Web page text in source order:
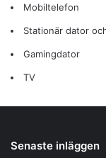
Mobiltelefon
Stationär dator
Gamingdator
TV
Senaste inläggen